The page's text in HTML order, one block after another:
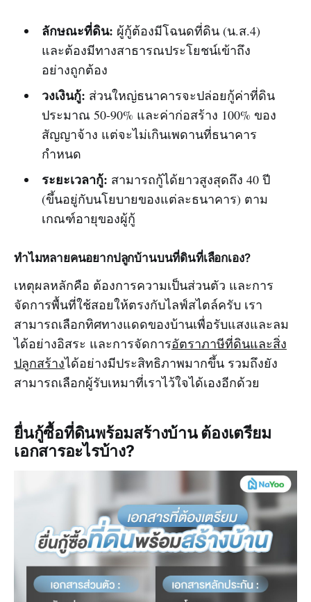
ลักษณะที่ดิน: ผู้กู้ต้องมีโฉนดที่ดิน (น.ส.4)
และต้องมีทางสาธารณประโยชน์เข้าถึง
อย่างถูกต้อง
วงเงินกู้: ส่วนใหญ่ธนาคารจะปล่อยกู้ค่าที่ดิน
ประมาณ 50-90% และค่าก่อสร้าง 100% ของ
สัญญาจ้าง แต่จะไม่เกินเพดานที่ธนาคาร
กำหนด
ระยะเวลากู้: สามารถกู้ได้ยาวสูงสุดถึง 40 ปี
(ขึ้นอยู่กับนโยบายของแต่ละธนาคาร) ตาม
เกณฑ์อายุของผู้กู้
ทำไมหลายคนอยากปลูกบ้านบนที่ดินที่เลือกเอง?
เหตุผลหลักคือ ต้องการความเป็นส่วนตัว และการ
จัดการพื้นที่ใช้สอยให้ตรงกับไลฟ์สไตล์ครับ เรา
สามารถเลือกทิศทางแดดของบ้านเพื่อรับแสงและลม
ได้อย่างอิสระ และการจัดการอัตราภาษีที่ดินและสิ่ง
ปลูกสร้างได้อย่างมีประสิทธิภาพมากขึ้น รวมถึงยัง
สามารถเลือกผู้รับเหมาที่เราไว้ใจได้เองอีกด้วย
ยื่นกู้ซื้อที่ดินพร้อมสร้างบ้าน ต้องเตรียม
เอกสารอะไรบ้าง?